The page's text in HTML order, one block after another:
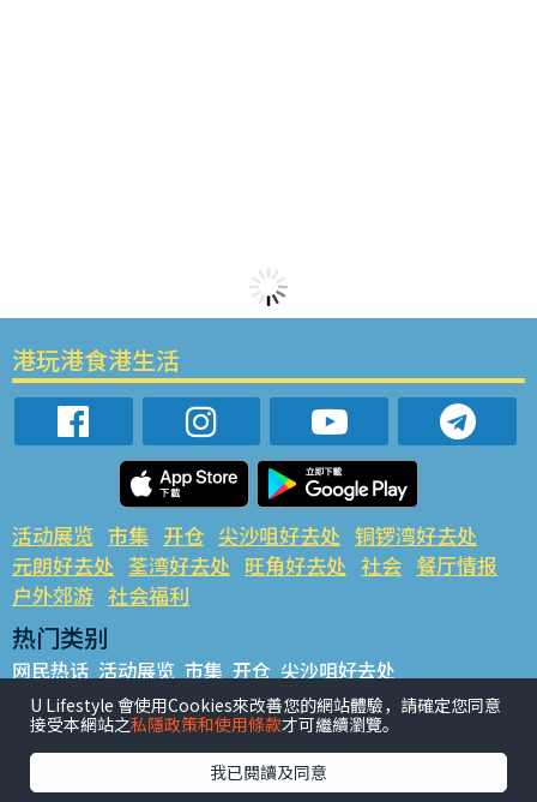
港玩港食港生活
活动展览 市集 开仓 尖沙咀好去处 铜锣湾好去处
元朗好去处 荃湾好去处 旺角好去处 社会 餐厅情报
户外郊游 社会福利
热门类别
网民热话 活动展览 市集 开仓 尖沙咀好去处
铜锣湾好去处 元朗好去处 荃湾好去处 旺角好去处 社会
餐厅情报 户外郊游
热门标签
U Lifestyle 會使用Cookies來改善您的網站體驗，請確定您同意
接受本網站之私隱政策和使用條款才可繼續瀏覽。
我已閱讀及同意